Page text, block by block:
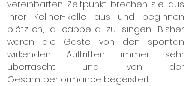
vereinbarten Zeitpunkt brechen sie aus
ihrer Kellner-Rolle aus und beginnen
plötzlich, a cappella zu singen. Bisher
waren die Gäste von den spontan
wirkenden Auftritten immer sehr
überrascht und von der
Gesamtperformance begeistert.